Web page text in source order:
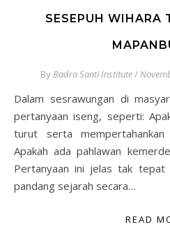
SESEPUH WIHARA
ByBadra Santi Institute/
Dalam sesrawungan di masyarakat, kadang mengemuka
pertanyaan iseng, seperti:
turut serta mempertahankan
Apakah ada pahlawan
Pertanyaan ini jelas tak tepat
pandang sejarah secara…
READ